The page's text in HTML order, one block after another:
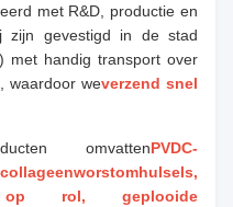
met R&D, productie en
zijn gevestigd in de stad
met handig transport over
waardoor weverzend snel
omvattenPVDC-
op rol, geplooide